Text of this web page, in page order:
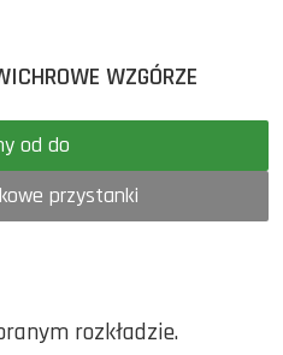
WZGÓRZE
Ważny od do
przystanki
rozkładzie.